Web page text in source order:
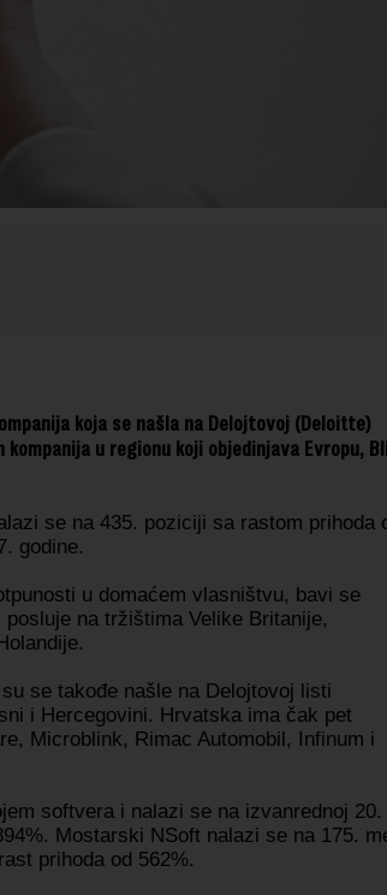
koja se našla na Delojtovoj (Deloitte)
u regionu koji objedinjava Evropu,
se na 435. poziciji sa rastom prihoda
godine.
u domaćem vlasništvu, bavi se
na tržištima Velike Britanije,
se takođe našle na Delojtovoj listi
i Hercegovini. Hrvatska ima čak pet
Microblink, Rimac Automobil, Infinum i
softvera i nalazi se na izvanrednoj 20.
Mostarski NSoft nalazi se na 175.
prihoda od 562%.